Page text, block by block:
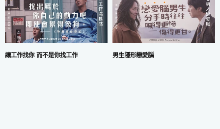
讓工作找你 而不是你找工作 男生隱形戀愛腦